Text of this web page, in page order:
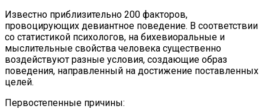
Известно приблизительно 200 факторов,
провоцирующих девиантное поведение. В соответствии
со статистикой психологов, на бихевиоральные и
мыслительные свойства человека существенно
воздействуют разные условия, создающие образ
поведения, направленный на достижение поставленных
целей.
Первостепенные причины: